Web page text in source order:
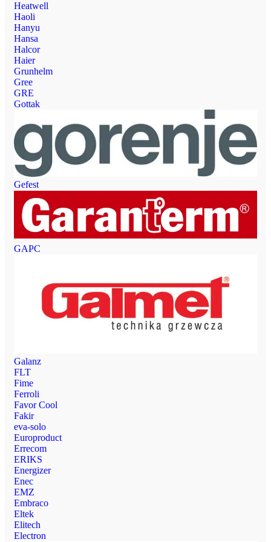
Heatwell
Haoli
Hanyu
Hansa
Halcor
Haier
Grunhelm
Gree
GRE
Gottak
Gefest
GAPC
Galanz
FLT
Fime
Ferroli
Favor Cool
Fakir
eva-solo
Europroduct
Errecom
ERIKS
Energizer
Enec
EMZ
Embraco
Eltek
Elitech
Electron